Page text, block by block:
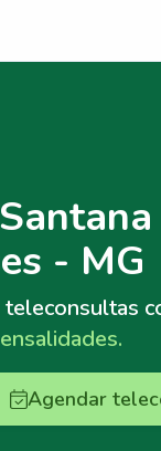
- MG
Agendar